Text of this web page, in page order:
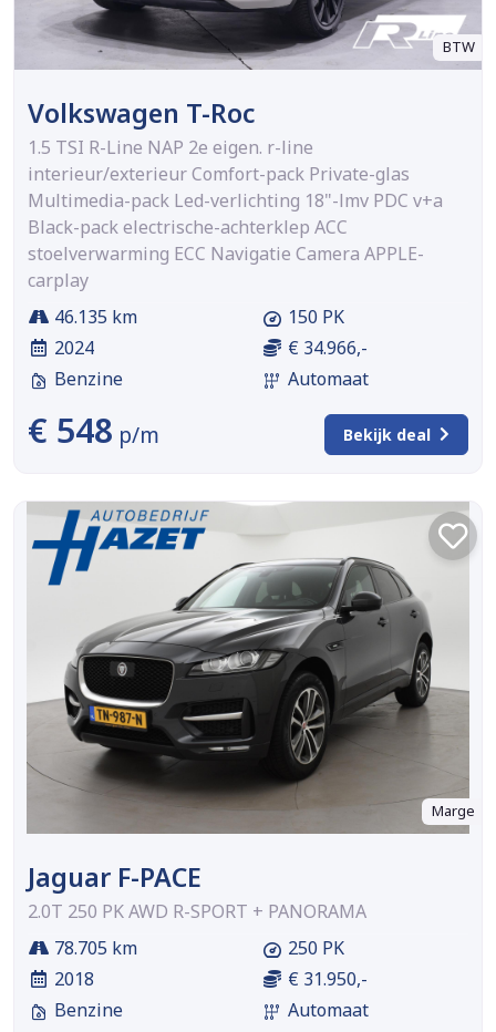
BTW
Volkswagen T-Roc
1.5 TSI R-Line NAP 2e eigen. r-line
interieur/exterieur Comfort-pack Private-glas
Multimedia-pack Led-verlichting 18"-lmv PDC v+a
Black-pack electrische-achterklep ACC
stoelverwarming ECC Navigatie Camera APPLE-
carplay
46.135 km
2024
Benzine
150 PK
€ 34.966,-
Automaat
€ 548 p/m Bekijk deal
Marge
Jaguar F-PACE
2.0T 250 PK AWD R-SPORT + PANORAMA
78.705 km
2018
Benzine
250 PK
€ 31.950,-
Automaat